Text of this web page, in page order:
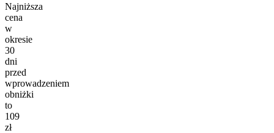
Najniższa
cena
w
okresie
30
dni
przed
wprowadzeniem
obniżki
to
109
zł